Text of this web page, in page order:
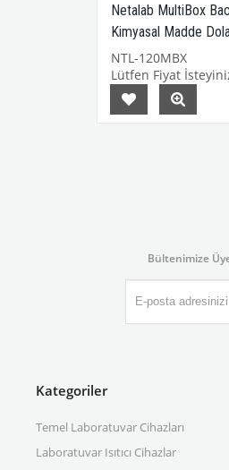
Netalab MultiBox
Kimyasal Madde
120MBX
NTL-120MBX
Lütfen Fiyat
Bültenimize
Kategoriler
Temel Laboratuvar Cihazları
Laboratuvar Isıtıcı Cihazlar